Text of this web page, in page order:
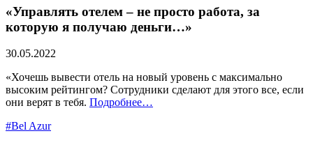
«Управлять отелем – не просто работа, за
которую я получаю деньги…»
30.05.2022
«Хочешь вывести отель на новый уровень с максимально
высоким рейтингом? Сотрудники сделают для этого все, если
они верят в тебя. Подробнее…
#Bel Azur